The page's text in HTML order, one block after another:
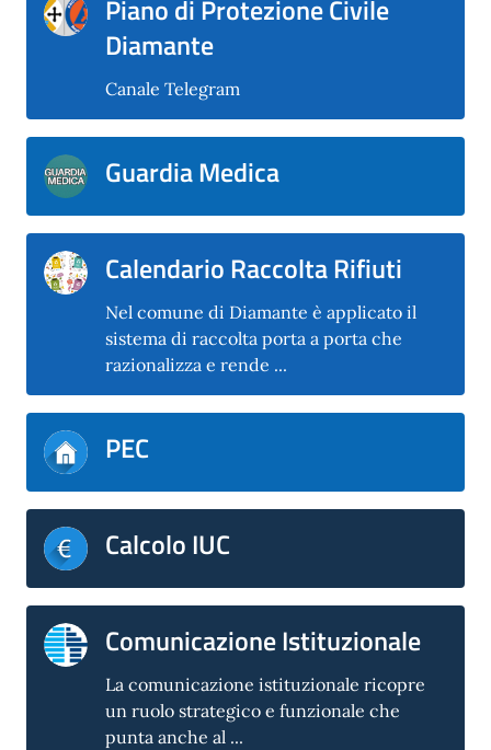
Piano di Protezione Civile
Diamante
Canale Telegram
Guardia Medica
Calendario Raccolta Rifiuti
Nel comune di Diamante è applicato il
sistema di raccolta porta a porta che
razionalizza e rende ...
PEC
Calcolo IUC
Comunicazione Istituzionale
La comunicazione istituzionale ricopre
un ruolo strategico e funzionale che
punta anche al ...